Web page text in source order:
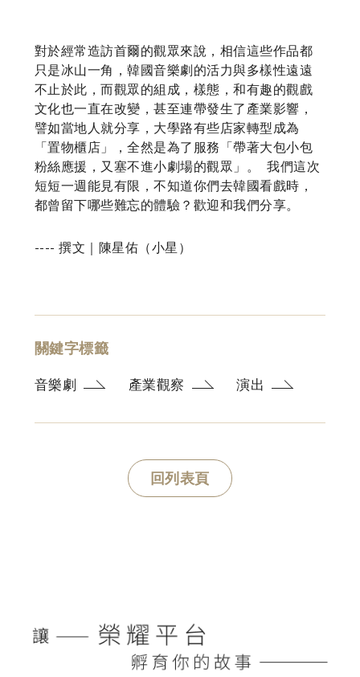
對於經常造訪首爾的觀眾來說，相信這些作品都
只是冰山一角，韓國音樂劇的活力與多樣性遠遠
不止於此，而觀眾的組成，樣態，和有趣的觀戲
文化也一直在改變，甚至連帶發生了產業影響，
譬如當地人就分享，大學路有些店家轉型成為
「置物櫃店」，全然是為了服務「帶著大包小包
粉絲應援，又塞不進小劇場的觀眾」。 ​ 我們這次
短短一週能見有限，不知道你們去韓國看戲時，
都曾留下哪些難忘的體驗？歡迎和我們分享。
---- 撰文｜陳星佑（小星）
關鍵字標籤
音樂劇 產業觀察 演出
回列表頁